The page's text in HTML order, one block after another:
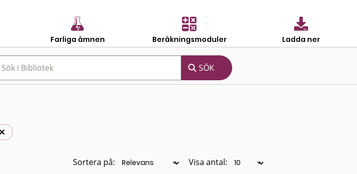
Farliga ämnen Beräkningsmoduler Ladda ner
Sortera på: Visa antal: